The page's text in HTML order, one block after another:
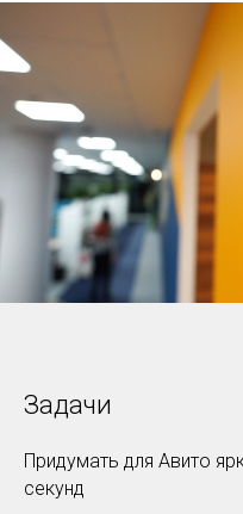
Задачи
Придумать для Авито
секунд